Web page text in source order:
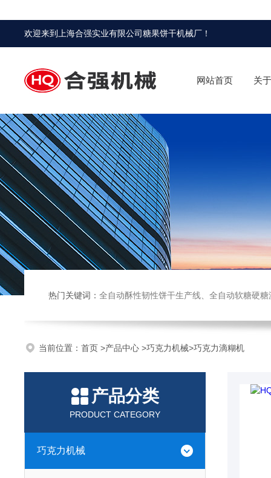
欢迎来到 上海合强实业有限公司糖果饼干机械厂 ！
网站首页 关
热门关键词： 全自动酥性韧性饼干生产线、全自动软糖硬糖浇注生产线、巧克力浇注生产线、桃酥饼干机、多功能曲奇机、热风旋
当前位置： 首页 >产品中心 >巧克力机械>巧克力滴糊机
产品分类
PRODUCT CATEGORY
巧克力机械